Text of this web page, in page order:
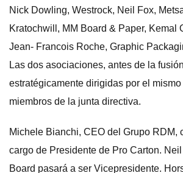
Nick Dowling, Westrock, Neil Fox,
Kratochwill, MM Board & Paper, Kemal
Jean- Francois Roche, Graphic
Las dos asociaciones, antes de la
estratégicamente dirigidas por el
miembros de la junta directiva.
Michele Bianchi, CEO del Grupo RDM,
cargo de Presidente de Pro Carton.
Board pasará a ser Vicepresidente.